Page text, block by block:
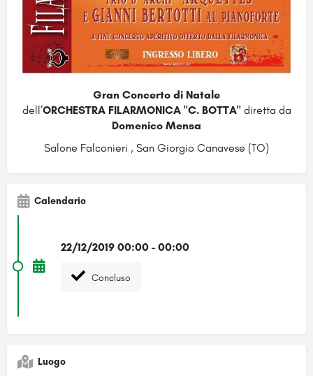
Gran Concerto di Natale
dell’ORCHESTRA FILARMONICA "C. BOTTA"diretta da
Domenico Mensa
Salone Falconieri , San Giorgio Canavese (TO)
Calendario
22/12/2019 00:00 - 00:00
Concluso
Luogo